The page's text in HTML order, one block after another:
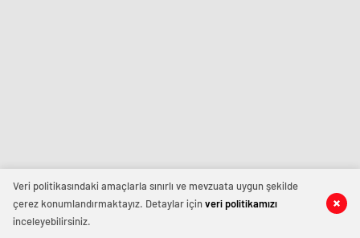
Veri politikasındaki amaçlarla sınırlı ve mevzuata uygun şekilde
çerez konumlandırmaktayız. Detaylar içinveri politikamızı
inceleyebilirsiniz.